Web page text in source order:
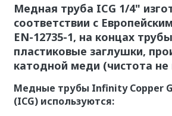
Медная труба ICG 1/4"
соответствии с
EN-12735-1, на концах
пластиковые заглушки,
катодной меди (чистота не
Медные трубы Infinity Copper
(ICG) используются: